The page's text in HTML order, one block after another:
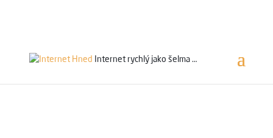
Internet rychlý jako šelma …